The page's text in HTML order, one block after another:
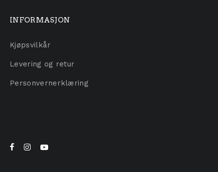
INFORMASJON
Kjøpsvilkår
Levering og retur
Personvernerklæring